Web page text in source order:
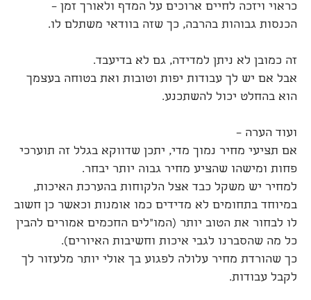
כראוי ויזכה לחיים ארוכים על המדף ולאורך זמן –
הכנסות גבוהות בהרבה, כך שזה בוודאי משתלם לו.
זה כמובן לא ניתן למדידה, גם לא בדיעבד.
אבל אם יש לך עבודות יפות וטובות ואת בטוחה בעצמך
הוא בהחלט יכול להשתכנע.
ועוד הערה –
אם תציעי מחיר נמוך מדי, יתכן שדווקא בגלל זה תוערכי
פחות ומישהו שהציע מחיר גבוה יותר יבחר.
למחיר יש משקל כבד אצל הלקוחות בהערכת האיכות,
במיוחד בתחומים לא מדידים כמו אומנות וכאשר כן חשוב
לו לבחור את הטוב יותר (המו"לים החכמים אמורים להבין
כל מה שהסברנו לגבי איכות וחשיבות האיורים).
כך שהורדת מחיר עלולה לפגוע בך אולי יותר מלעזור לך
לקבל עבודות.